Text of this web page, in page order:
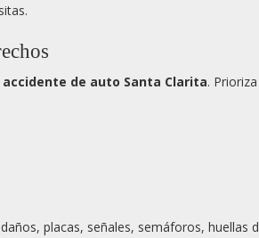
de auto Santa Clarita. Prioriza
placas, señales, semáforos, huellas